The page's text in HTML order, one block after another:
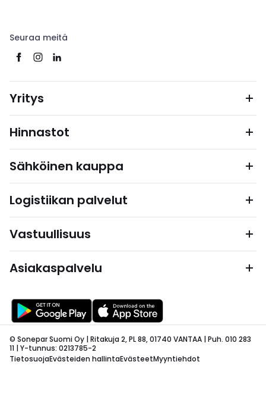
Seuraa meitä
Yritys
Hinnastot
Sähköinen kauppa
Logistiikan palvelut
Vastuullisuus
Asiakaspalvelu
© Sonepar Suomi Oy | Ritakuja 2, PL 88, 01740 VANTAA | Puh. 010 283
11 | Y-tunnus: 0213785-2
TietosuojaEvästeiden hallintaEvästeetMyyntiehdot